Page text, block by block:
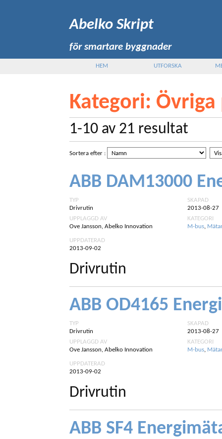
Abelko Skript
för smartare byggnader
HEM UTFORSKA
Kategori:
1-10 av 21 resultat
Sortera efter :
ABB DAM13000
TYP
Drivrutin
UPPLAGGD AV
Ove Jansson, Abelko Innovation
SKAPAD
2013-08-27
KATEGORI
M-bus,
UPPDATERAD
2013-09-02
Drivrutin
ABB OD4165
TYP
Drivrutin
UPPLAGGD AV
Ove Jansson, Abelko Innovation
SKAPAD
2013-08-27
KATEGORI
M-bus,
UPPDATERAD
2013-09-02
Drivrutin
ABB SF4